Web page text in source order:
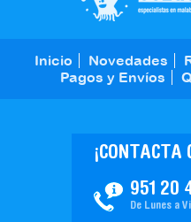
Inicio Novedades
Pagos y Envíos
951 20
¡CONTACTA
De Lunes a